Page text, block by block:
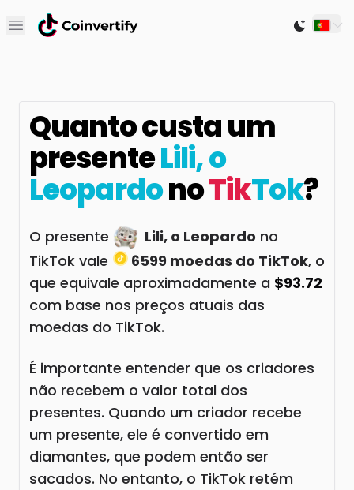
Open main menu Switch
Quanto custa um
presenteLili, o
LeopardonoTikTok?
O presente Lili, o Leopardo no
TikTok vale
6599 moedas do TikTok, o
que equivale aproximadamente a $93.72
com base nos preços atuais das
moedas do TikTok.
É importante entender que os criadores
não recebem o valor total dos
presentes. Quando um criador recebe
um presente, ele é convertido em
diamantes, que podem então ser
sacados. No entanto, o TikTok retém